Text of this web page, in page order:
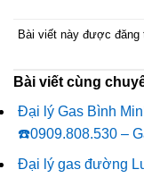
Bài viết này được đăng
Bài viết cùng
Đại lý Gas Bình
☎️0909.808.530 –
Đại lý gas đường